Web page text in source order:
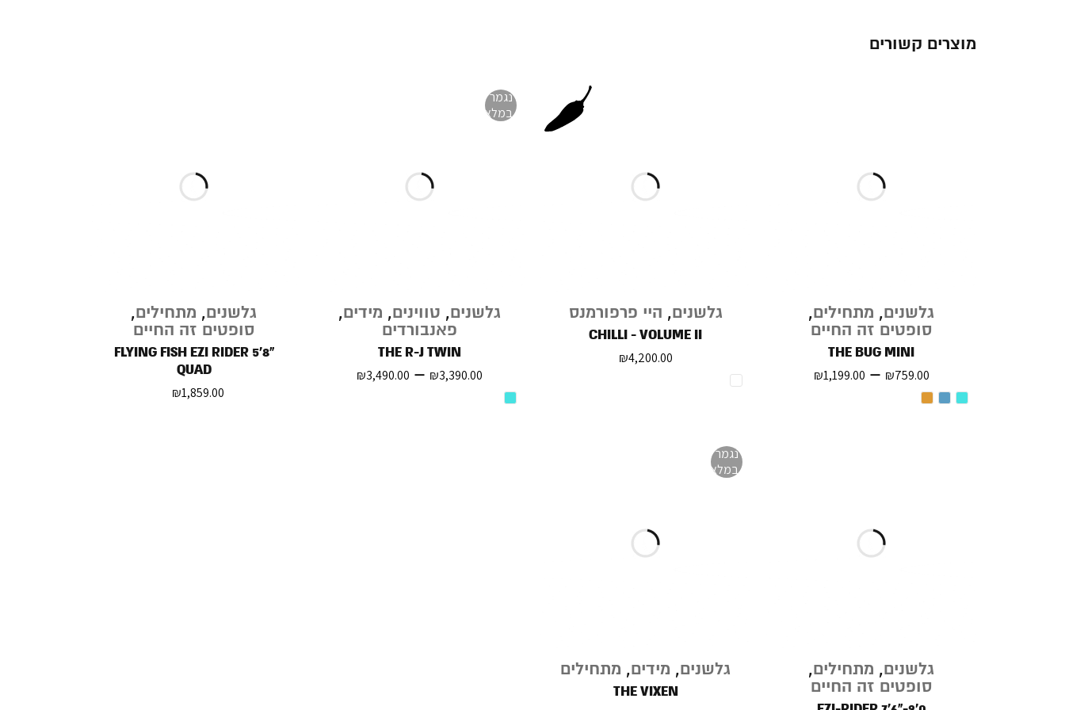
מוצרים קשורים
גלשנים, מתחילים,
סופטים זה החיים
THE BUG MINI
₪759.00
–
₪1,199.00
גלשנים, היי פרפורמנס
CHILLI - VOLUME II
₪4,200.00
נגמר
במלאי
גלשנים, טווינים, מידים,
פאנבורדים
THE R-J TWIN
₪3,390.00
–
₪3,490.00
גלשנים, מתחילים,
סופטים זה החיים
FLYING FISH EZI RIDER 5'8"
QUAD
₪1,859.00
גלשנים, מתחילים,
סופטים זה החיים
נגמר
במלאי
גלשנים, מידים, מתחילים
THE VIXEN